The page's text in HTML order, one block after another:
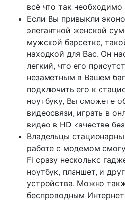
всё что так необходимо
Если Вы привыкли
элегантной женской
мужской барсетке,
находкой для Вас. Он
легкий, что его
незаметным в Вашем
подключить его к
ноутбуку, Вы сможете
видеосвязи, играть в
видео в HD качестве
Владельцы
работе с модемом
Fi сразу несколько
ноутбук, планшет, и
устройства. Можно
беспроводным